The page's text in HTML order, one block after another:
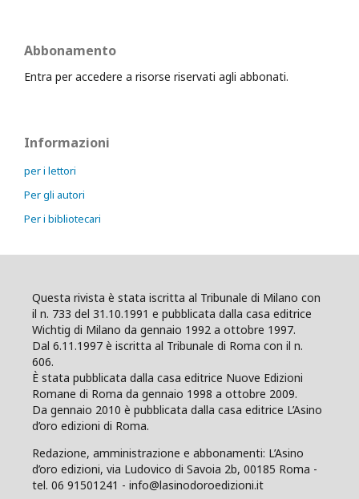
Abbonamento
Entra per accedere a risorse riservati agli abbonati.
Informazioni
per i lettori
Per gli autori
Per i bibliotecari
Questa rivista è stata iscritta al Tribunale di Milano con
il n. 733 del 31.10.1991 e pubblicata dalla casa editrice
Wichtig di Milano da gennaio 1992 a ottobre 1997.
Dal 6.11.1997 è iscritta al Tribunale di Roma con il n.
606.
È stata pubblicata dalla casa editrice Nuove Edizioni
Romane di Roma da gennaio 1998 a ottobre 2009.
Da gennaio 2010 è pubblicata dalla casa editrice L’Asino
d’oro edizioni di Roma.
Redazione, amministrazione e abbonamenti: L’Asino
d’oro edizioni, via Ludovico di Savoia 2b, 00185 Roma -
tel. 06 91501241 - info@lasinodoroedizioni.it